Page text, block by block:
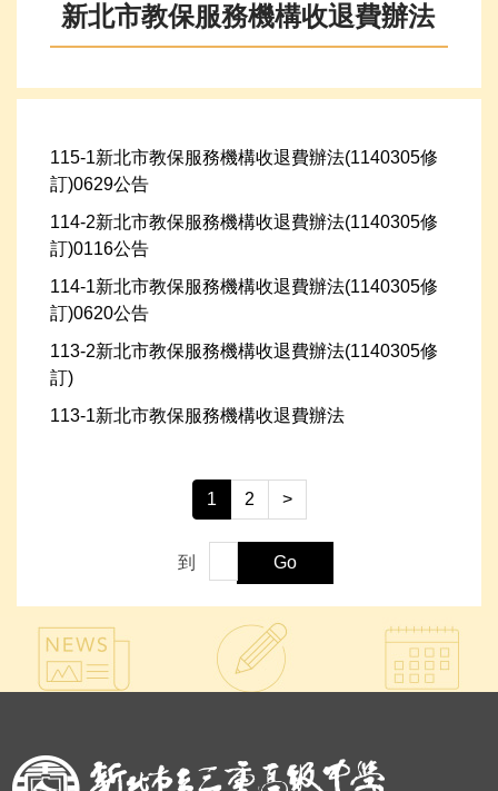
學校組織
新北市教保服務機構收退費辦法
115-1新北市教保服務機構收退費辦法(1140305修
訂)0629公告
114-2新北市教保服務機構收退費辦法(1140305修
訂)0116公告
114-1新北市教保服務機構收退費辦法(1140305修
訂)0620公告
113-2新北市教保服務機構收退費辦法(1140305修
訂)
113-1新北市教保服務機構收退費辦法
1 2 >
到 Go